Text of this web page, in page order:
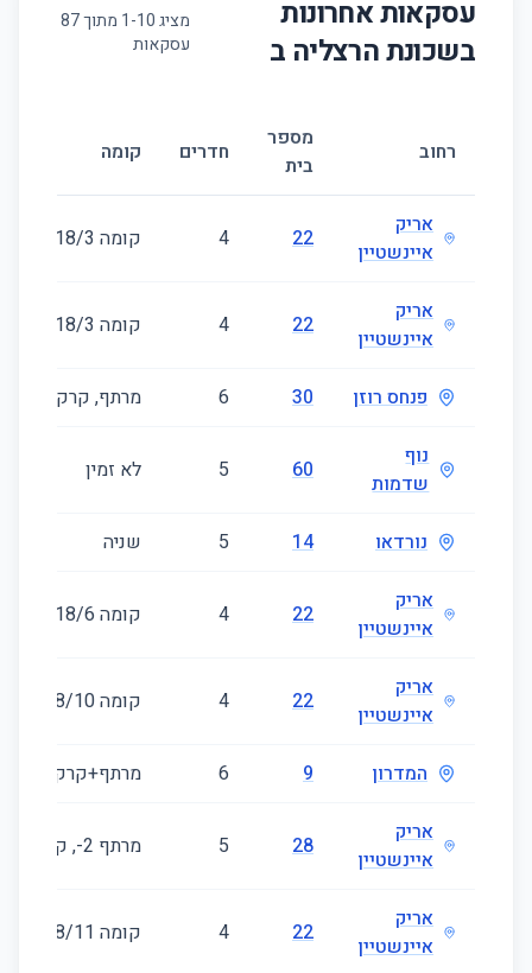
עסקאות אחרונות
בשכונתהרצליה ב
מציג 1-10 מתוך87
עסקאות
רחוב
מספר
בית
חדרים קומה
אריק
איינשטיין
22
4 קומה ‎3‏/18
אריק
איינשטיין
22
4 קומה ‎3‏/18
פנחס רוזן 30
6 מרתף, קרקע,
נוף
שדמות
60
5 לא זמין
נורדאו 14
5 שניה
אריק
איינשטיין
22
4 קומה ‎6‏/18
אריק
איינשטיין
22
4 קומה ‎10‏/18
המדרון 9
6
אריק
איינשטיין
28
5 מרתף ‎-2‏, קומה ‎0‏/18
אריק
איינשטיין
22
4 קומה ‎11‏/18